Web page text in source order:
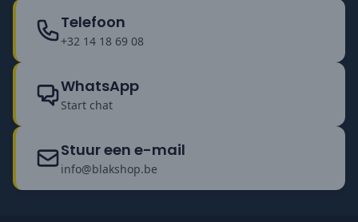
Telefoon
+32 14 18 69 08
WhatsApp
Start chat
Stuur een e-mail
info@blakshop.be